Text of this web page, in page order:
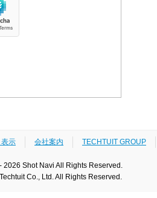
示 会社案内 TECHTUIT GROUP
Shot Navi All Rights Reserved.
Co., Ltd. All Rights Reserved.